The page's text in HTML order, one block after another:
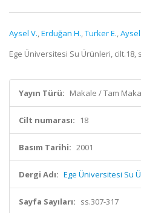
Aysel V.,Erduğan H.,Turker E.,Aysel
Ege Üniversitesi Su Ürünleri, cilt.18,
Yayın Türü: Makale / Tam
Cilt numarası: 18
Basım Tarihi: 2001
Dergi Adı: Ege Üniversitesi Su
Sayfa Sayıları: ss.307-317